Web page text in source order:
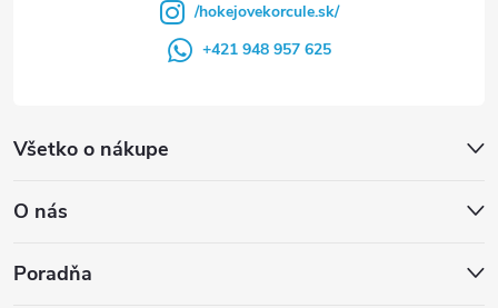
Všetko o nákupe
O nás
Poradňa
/hokejovekorcule.sk/
+421 948 957 625